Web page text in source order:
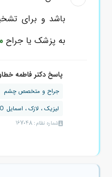
باشد و برای
به پزشک یا جراح
پاسخ دکتر فاطمه
جراح و متخصص چشم
لیزیک ، لازک ، اسمایل ICO قرنیه
شماره نظام: 167048